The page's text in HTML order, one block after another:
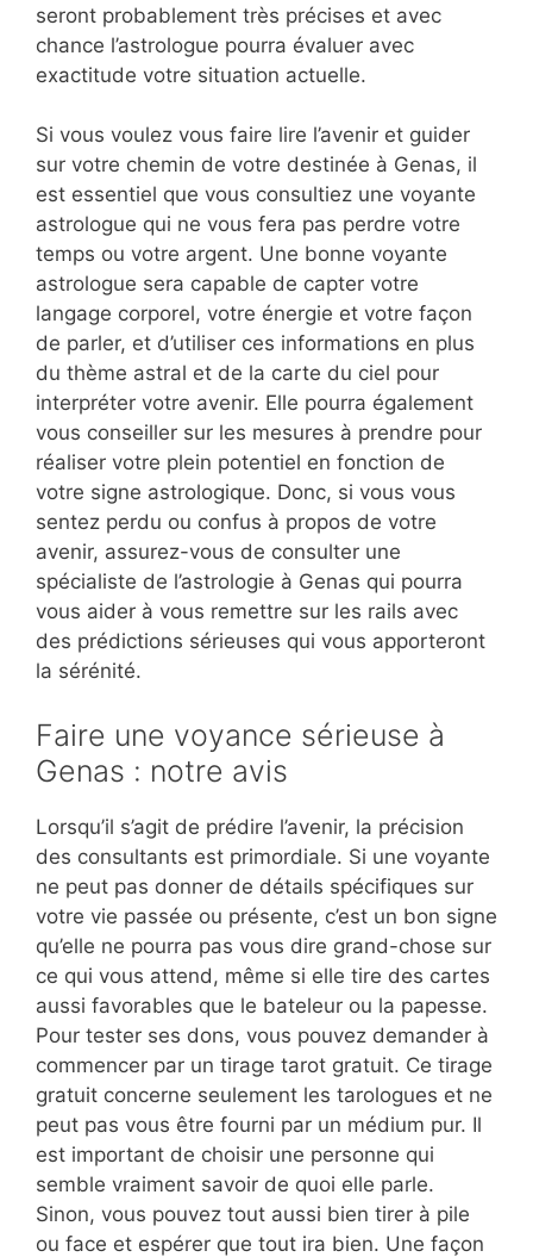
seront probablement très précises et avec
chance l’astrologue pourra évaluer avec
exactitude votre situation actuelle.
Si vous voulez vous faire lire l’avenir et guider
sur votre chemin de votre destinée à Genas, il
est essentiel que vous consultiez une voyante
astrologue qui ne vous fera pas perdre votre
temps ou votre argent. Une bonne voyante
astrologue sera capable de capter votre
langage corporel, votre énergie et votre façon
de parler, et d’utiliser ces informations en plus
du thème astral et de la carte du ciel pour
interpréter votre avenir. Elle pourra également
vous conseiller sur les mesures à prendre pour
réaliser votre plein potentiel en fonction de
votre signe astrologique. Donc, si vous vous
sentez perdu ou confus à propos de votre
avenir, assurez-vous de consulter une
spécialiste de l’astrologie à Genas qui pourra
vous aider à vous remettre sur les rails avec
des prédictions sérieuses qui vous apporteront
la sérénité.
Faire une voyance sérieuse à
Genas : notre avis
Lorsqu’il s’agit de prédire l’avenir, la précision
des consultants est primordiale. Si une voyante
ne peut pas donner de détails spécifiques sur
votre vie passée ou présente, c’est un bon signe
qu’elle ne pourra pas vous dire grand-chose sur
ce qui vous attend, même si elle tire des cartes
aussi favorables que le bateleur ou la papesse.
Pour tester ses dons, vous pouvez demander à
commencer par un tirage tarot gratuit. Ce tirage
gratuit concerne seulement les tarologues et ne
peut pas vous être fourni par un médium pur. Il
est important de choisir une personne qui
semble vraiment savoir de quoi elle parle.
Sinon, vous pouvez tout aussi bien tirer à pile
ou face et espérer que tout ira bien. Une façon